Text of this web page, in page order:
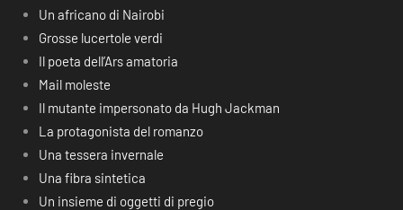
Un africano di Nairobi
Grosse lucertole verdi
Il poeta dell’Ars amatoria
Mail moleste
Il mutante impersonato da Hugh Jackman
La protagonista del romanzo
Una tessera invernale
Una fibra sintetica
Un insieme di oggetti di pregio